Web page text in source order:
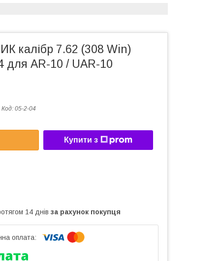
калібр 7.62 (308 Win)
для AR-10 / UAR-10
Код: 05-2-04
Купити з
14 днів за рахунок покупця